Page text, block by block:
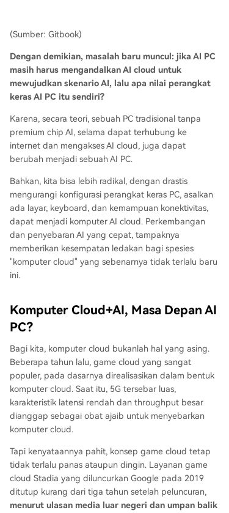
(Sumber: Gitbook)
Dengan demikian, masalah baru muncul: jika AI PC
masih harus mengandalkan AI cloud untuk
mewujudkan skenario AI, lalu apa nilai perangkat
keras AI PC itu sendiri?
Karena, secara teori, sebuah PC tradisional tanpa
premium chip AI, selama dapat terhubung ke
internet dan mengakses AI cloud, juga dapat
berubah menjadi sebuah AI PC.
Bahkan, kita bisa lebih radikal, dengan drastis
mengurangi konfigurasi perangkat keras PC, asalkan
ada layar, keyboard, dan kemampuan konektivitas,
dapat menjadi komputer AI cloud. Perkembangan
dan penyebaran AI yang cepat, tampaknya
memberikan kesempatan ledakan bagi spesies
"komputer cloud" yang sebenarnya tidak terlalu baru
ini.
Komputer Cloud+AI, Masa Depan AI
PC?
Bagi kita, komputer cloud bukanlah hal yang asing.
Beberapa tahun lalu, game cloud yang sangat
populer, pada dasarnya direalisasikan dalam bentuk
komputer cloud. Saat itu, 5G tersebar luas,
karakteristik latensi rendah dan throughput besar
dianggap sebagai obat ajaib untuk menyebarkan
komputer cloud.
Tapi kenyataannya pahit, konsep game cloud tetap
tidak terlalu panas ataupun dingin. Layanan game
cloud Stadia yang diluncurkan Google pada 2019
ditutup kurang dari tiga tahun setelah peluncuran,
menurut ulasan media luar negeri dan umpan balik